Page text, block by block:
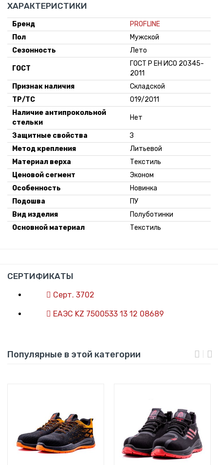
47
64.92 руб.
48
По
запросу
Поступление:
-
49
По
Поступление:
5-10 дней
-
50
По
запросу
Поступление:
5-10 дней
ХАРАКТЕРИСТИКИ
Бренд
PROFLINE
Пол
Мужской
Сезонность
Лето
ГОСТ
ГОСТ Р ЕН ИСО 20345-
2011
Признак наличия
Складской
ТР/ТС
019/2011
Наличие антипрокольной
стельки
Нет
Защитные свойства
З
Метод крепления
Литьевой
Материал верха
Текстиль
Ценовой сегмент
Эконом
Особенность
Новинка
Подошва
ПУ
Вид изделия
Полуботинки
Оcновной материал
Текстиль
СЕРТИФИКАТЫ
Серт. 3702
ЕАЭС KZ 7500533 13 12 08689
Популярные в этой категории